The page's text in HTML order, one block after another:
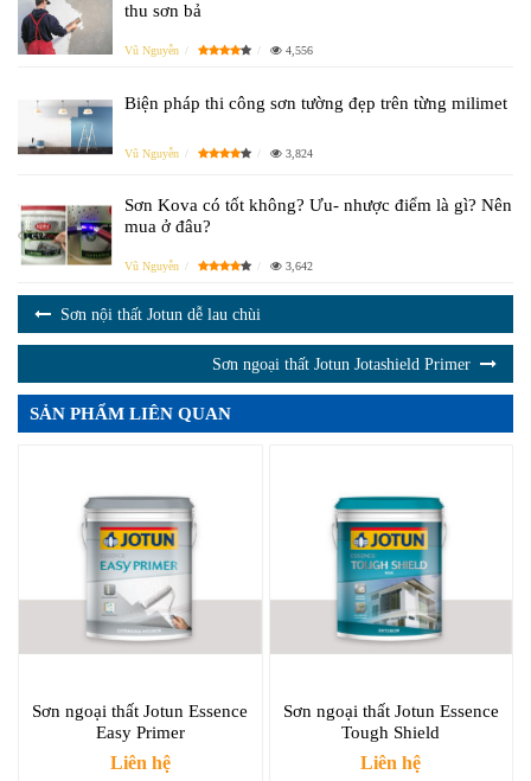
thu sơn bả
Vũ Nguyễn 4,556
Biện pháp thi công sơn tường đẹp trên từng milimet
Vũ Nguyễn 3,824
Sơn Kova có tốt không? Ưu- nhược điểm là gì? Nên
mua ở đâu?
Vũ Nguyễn 3,642
Sơn nội thất Jotun dễ lau chùi
Sơn ngoại thất Jotun Jotashield Primer
SẢN PHẨM LIÊN QUAN
Sơn ngoại thất Jotun Essence
Easy Primer
Liên hệ
Sơn ngoại thất Jotun Essence
Tough Shield
Liên hệ